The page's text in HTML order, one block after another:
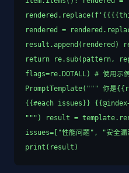
rendered =
return re.sub(pattern,
flags=re.DOTALL) # 使用示
PromptTemplate(""" 你是
{{#each issues}}
""") result =
issues=["性能问题", "安全
print(result)